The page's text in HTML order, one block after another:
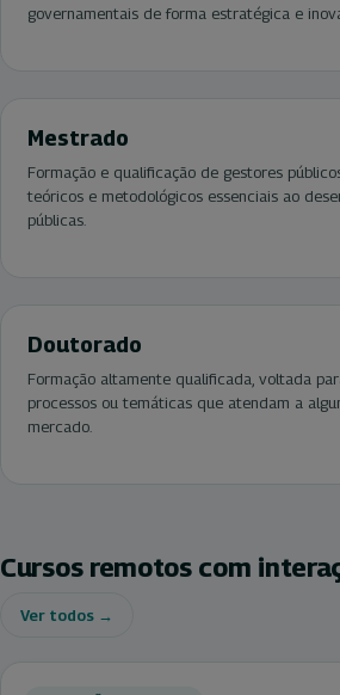
governamentais de forma estratégica e
Mestrado
Formação e qualificação de gestores
teóricos e metodológicos essenciais ao
públicas.
Doutorado
Formação altamente qualificada, voltada
processos ou temáticas que atendam a
mercado.
Cursos remotos com
Ver todos →